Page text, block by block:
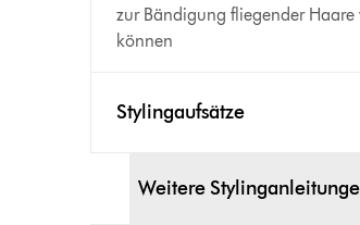
zur Bändigung fliegender Haare
können
Stylingaufsätze
Weitere